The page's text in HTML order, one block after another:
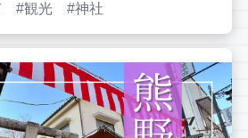
観光 神社